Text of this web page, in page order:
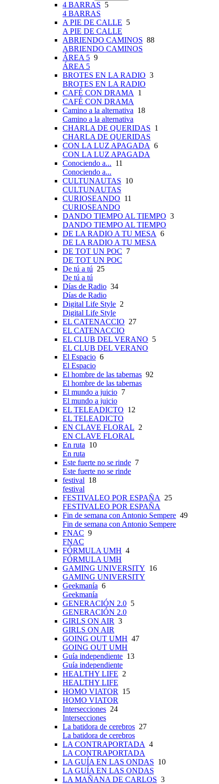
4 BARRAS 5
4 BARRAS
A PIE DE CALLE 5
A PIE DE CALLE
ABRIENDO CAMINOS 88
ABRIENDO CAMINOS
ÁREA 5 9
ÁREA 5
BROTES EN LA RADIO 3
BROTES EN LA RADIO
CAFÉ CON DRAMA
1
CAFÉ CON DRAMA
Camino a la alternativa 18
Camino a la alternativa
CHARLA DE QUERIDAS 1
CHARLA DE QUERIDAS
CON LA LUZ APAGADA 6
CON LA LUZ APAGADA
Conociendo a... 11
Conociendo a...
CULTUNAUTAS 10
CULTUNAUTAS
CURIOSEANDO 11
CURIOSEANDO
DANDO TIEMPO AL TIEMPO 3
DANDO TIEMPO AL TIEMPO
DE LA RADIO A TU MESA 6
DE LA RADIO A TU MESA
DE TOT UN POC 7
DE TOT UN POC
De tú a tú 25
De tú a tú
Días de Radio 34
Días de Radio
Digital Life Style 2
Digital Life Style
EL CATENACCIO 27
EL CATENACCIO
EL CLUB DEL VERANO 5
EL CLUB DEL VERANO
El Espacio 6
El Espacio
El hombre de las tabernas 92
El hombre de las tabernas
El mundo a juicio 7
El mundo a juicio
EL TELEADICTO 12
EL TELEADICTO
EN CLAVE FLORAL 2
EN CLAVE FLORAL
En ruta 10
En ruta
Este fuerte no se rinde 7
Este fuerte no se rinde
festival 18
festival
FESTIVALEO POR ESPAÑA
25
FESTIVALEO POR ESPAÑA
Fin de semana con Antonio Sempere 49
Fin de semana con Antonio Sempere
FNAC 9
FNAC
FÓRMULA UMH 4
FÓRMULA UMH
GAMING UNIVERSITY 16
GAMING UNIVERSITY
Geekmanía 6
Geekmanía
GENERACIÓN 2.0 5
GENERACIÓN 2.0
GIRLS ON AIR 3
GIRLS ON AIR
GOING OUT UMH 47
GOING OUT UMH
Guía independiente 13
Guía independiente
HEALTHY LIFE 2
HEALTHY LIFE
HOMO VIATOR
15
HOMO VIATOR
Intersecciones 24
Intersecciones
La batidora de cerebros 27
La batidora de cerebros
LA CONTRAPORTADA 4
LA CONTRAPORTADA
LA GUÍA EN LAS ONDAS 10
LA GUÍA EN LAS ONDAS
LA MAÑANA DE CARLOS 3